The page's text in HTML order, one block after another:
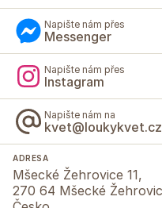
Napište nám přes
Messenger
Napište nám přes
Instagram
Napište nám na
kvet@loukykvet.cz
ADRESA
Mšecké Žehrovice 11,
270 64 Mšecké